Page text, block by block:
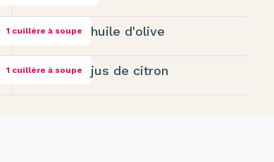
1 cuillère à soupe huile d'olive
1 cuillère à soupe jus de citron